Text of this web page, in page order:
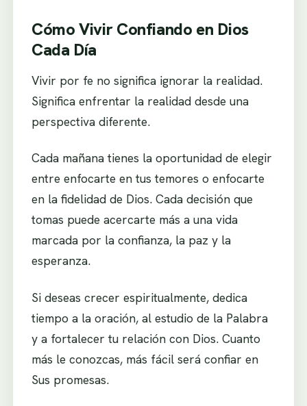
Cómo Vivir Confiando en Dios
Cada Día
Vivir por fe no significa ignorar la realidad.
Significa enfrentar la realidad desde una
perspectiva diferente.
Cada mañana tienes la oportunidad de elegir
entre enfocarte en tus temores o enfocarte
en la fidelidad de Dios. Cada decisión que
tomas puede acercarte más a una vida
marcada por la confianza, la paz y la
esperanza.
Si deseas crecer espiritualmente, dedica
tiempo a la oración, al estudio de la Palabra
y a fortalecer tu relación con Dios. Cuanto
más le conozcas, más fácil será confiar en
Sus promesas.